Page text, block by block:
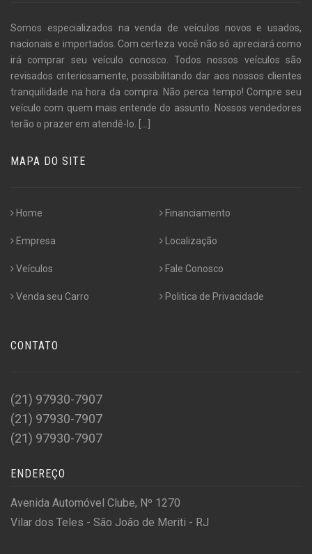
Somos especializados na venda de veículos novos e usados,
nacionais e importados. Com certeza você não só apreciará como
irá comprar seu veículo conosco. Todos nossos veículos são
revisados criteriosamente, possibilitando dar aos nossos clientes
tranquilidade na hora da compra. Não perca tempo! Compre seu
veículo com quem mais entende do assunto. Nossos vendedores
terão o prazer em atendê-lo.
MAPA DO SITE
Home
Empresa
Veículos
Venda seu Carro
Financiamento
Localização
Fale Conosco
Politica de Privacidade
CONTATO
(21) 97930-7907
(21) 97930-7907
(21) 97930-7907
ENDEREÇO
Avenida Automóvel Clube, Nº 1270
Vilar dos Teles - São João de Meriti - RJ